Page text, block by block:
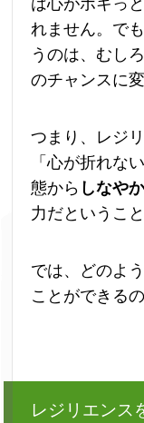
れません。で
うのは、むし
のチャンスに
つまり、レジ
「心が折れな
態から しなや
力だということ
では、どのよ
ことができる
レジリエンス